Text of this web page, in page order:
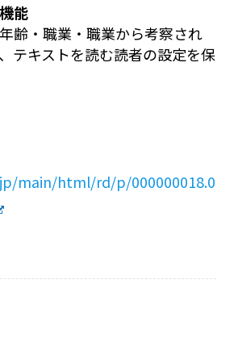
能
齢・職業・職業から考察され
テキストを読む読者の設定を保
main/html/rd/p/000000018.0